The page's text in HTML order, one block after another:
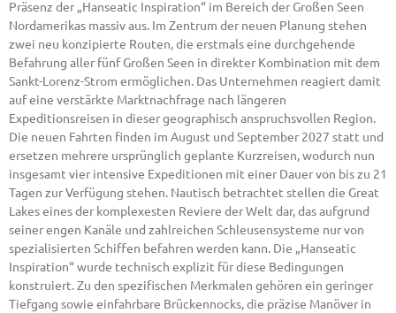
Präsenz der „Hanseatic Inspiration“ im Bereich der Großen Seen
Nordamerikas massiv aus. Im Zentrum der neuen Planung stehen
zwei neu konzipierte Routen, die erstmals eine durchgehende
Befahrung aller fünf Großen Seen in direkter Kombination mit dem
Sankt-Lorenz-Strom ermöglichen. Das Unternehmen reagiert damit
auf eine verstärkte Marktnachfrage nach längeren
Expeditionsreisen in dieser geographisch anspruchsvollen Region.
Die neuen Fahrten finden im August und September 2027 statt und
ersetzen mehrere ursprünglich geplante Kurzreisen, wodurch nun
insgesamt vier intensive Expeditionen mit einer Dauer von bis zu 21
Tagen zur Verfügung stehen. Nautisch betrachtet stellen die Great
Lakes eines der komplexesten Reviere der Welt dar, das aufgrund
seiner engen Kanäle und zahlreichen Schleusensysteme nur von
spezialisierten Schiffen befahren werden kann. Die „Hanseatic
Inspiration“ wurde technisch explizit für diese Bedingungen
konstruiert. Zu den spezifischen Merkmalen gehören ein geringer
Tiefgang sowie einfahrbare Brückennocks, die präzise Manöver in